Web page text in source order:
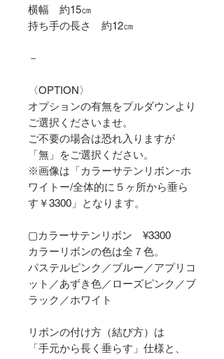
横幅 約15㎝
持ち手の長さ 約12㎝
－
〈OPTION〉
オプションの有無をプルダウンより
ご選択くださいませ。
ご不要の場合は恐れ入りますが
「無」をご選択ください。
※画像は「カラーサテンリボンｰホ
ワイトー/全体的に５ヶ所から垂ら
す￥3300」となります。
▢カラーサテンリボン ¥3300
カラーリボンの色は全７色。
パステルピンク／ブルー／アプリコ
ット／あずき色／ローズピンク／ブ
ラック／ホワイト
リボンの付け方（結び方）は
「手元から長く垂らす」仕様と、